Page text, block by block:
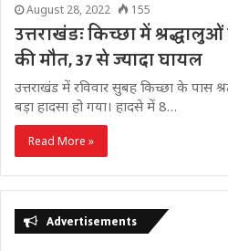
August 28, 2022 155
उत्तराखंडः किच्छा में श्रद्धालुओं
की मौत, 37 से ज्यादा घायल
उत्तराखंड में रविवार सुबह किच्छा के पास
बड़ा हादसा हो गया। हादसे में 8…
Read More »
Advertisements